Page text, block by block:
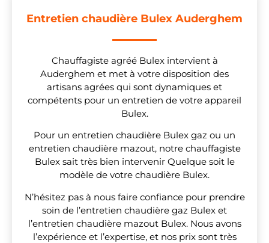
Entretien chaudière Bulex Auderghem
Chauffagiste agréé Bulex intervient à
Auderghem et met à votre disposition des
artisans agrées qui sont dynamiques et
compétents pour un entretien de votre appareil
Bulex.
Pour un entretien chaudière Bulex gaz ou un
entretien chaudière mazout, notre chauffagiste
Bulex sait très bien intervenir Quelque soit le
modèle de votre chaudière Bulex.
N’hésitez pas à nous faire confiance pour prendre
soin de l’entretien chaudière gaz Bulex et
l’entretien chaudière mazout Bulex. Nous avons
l’expérience et l’expertise, et nos prix sont très